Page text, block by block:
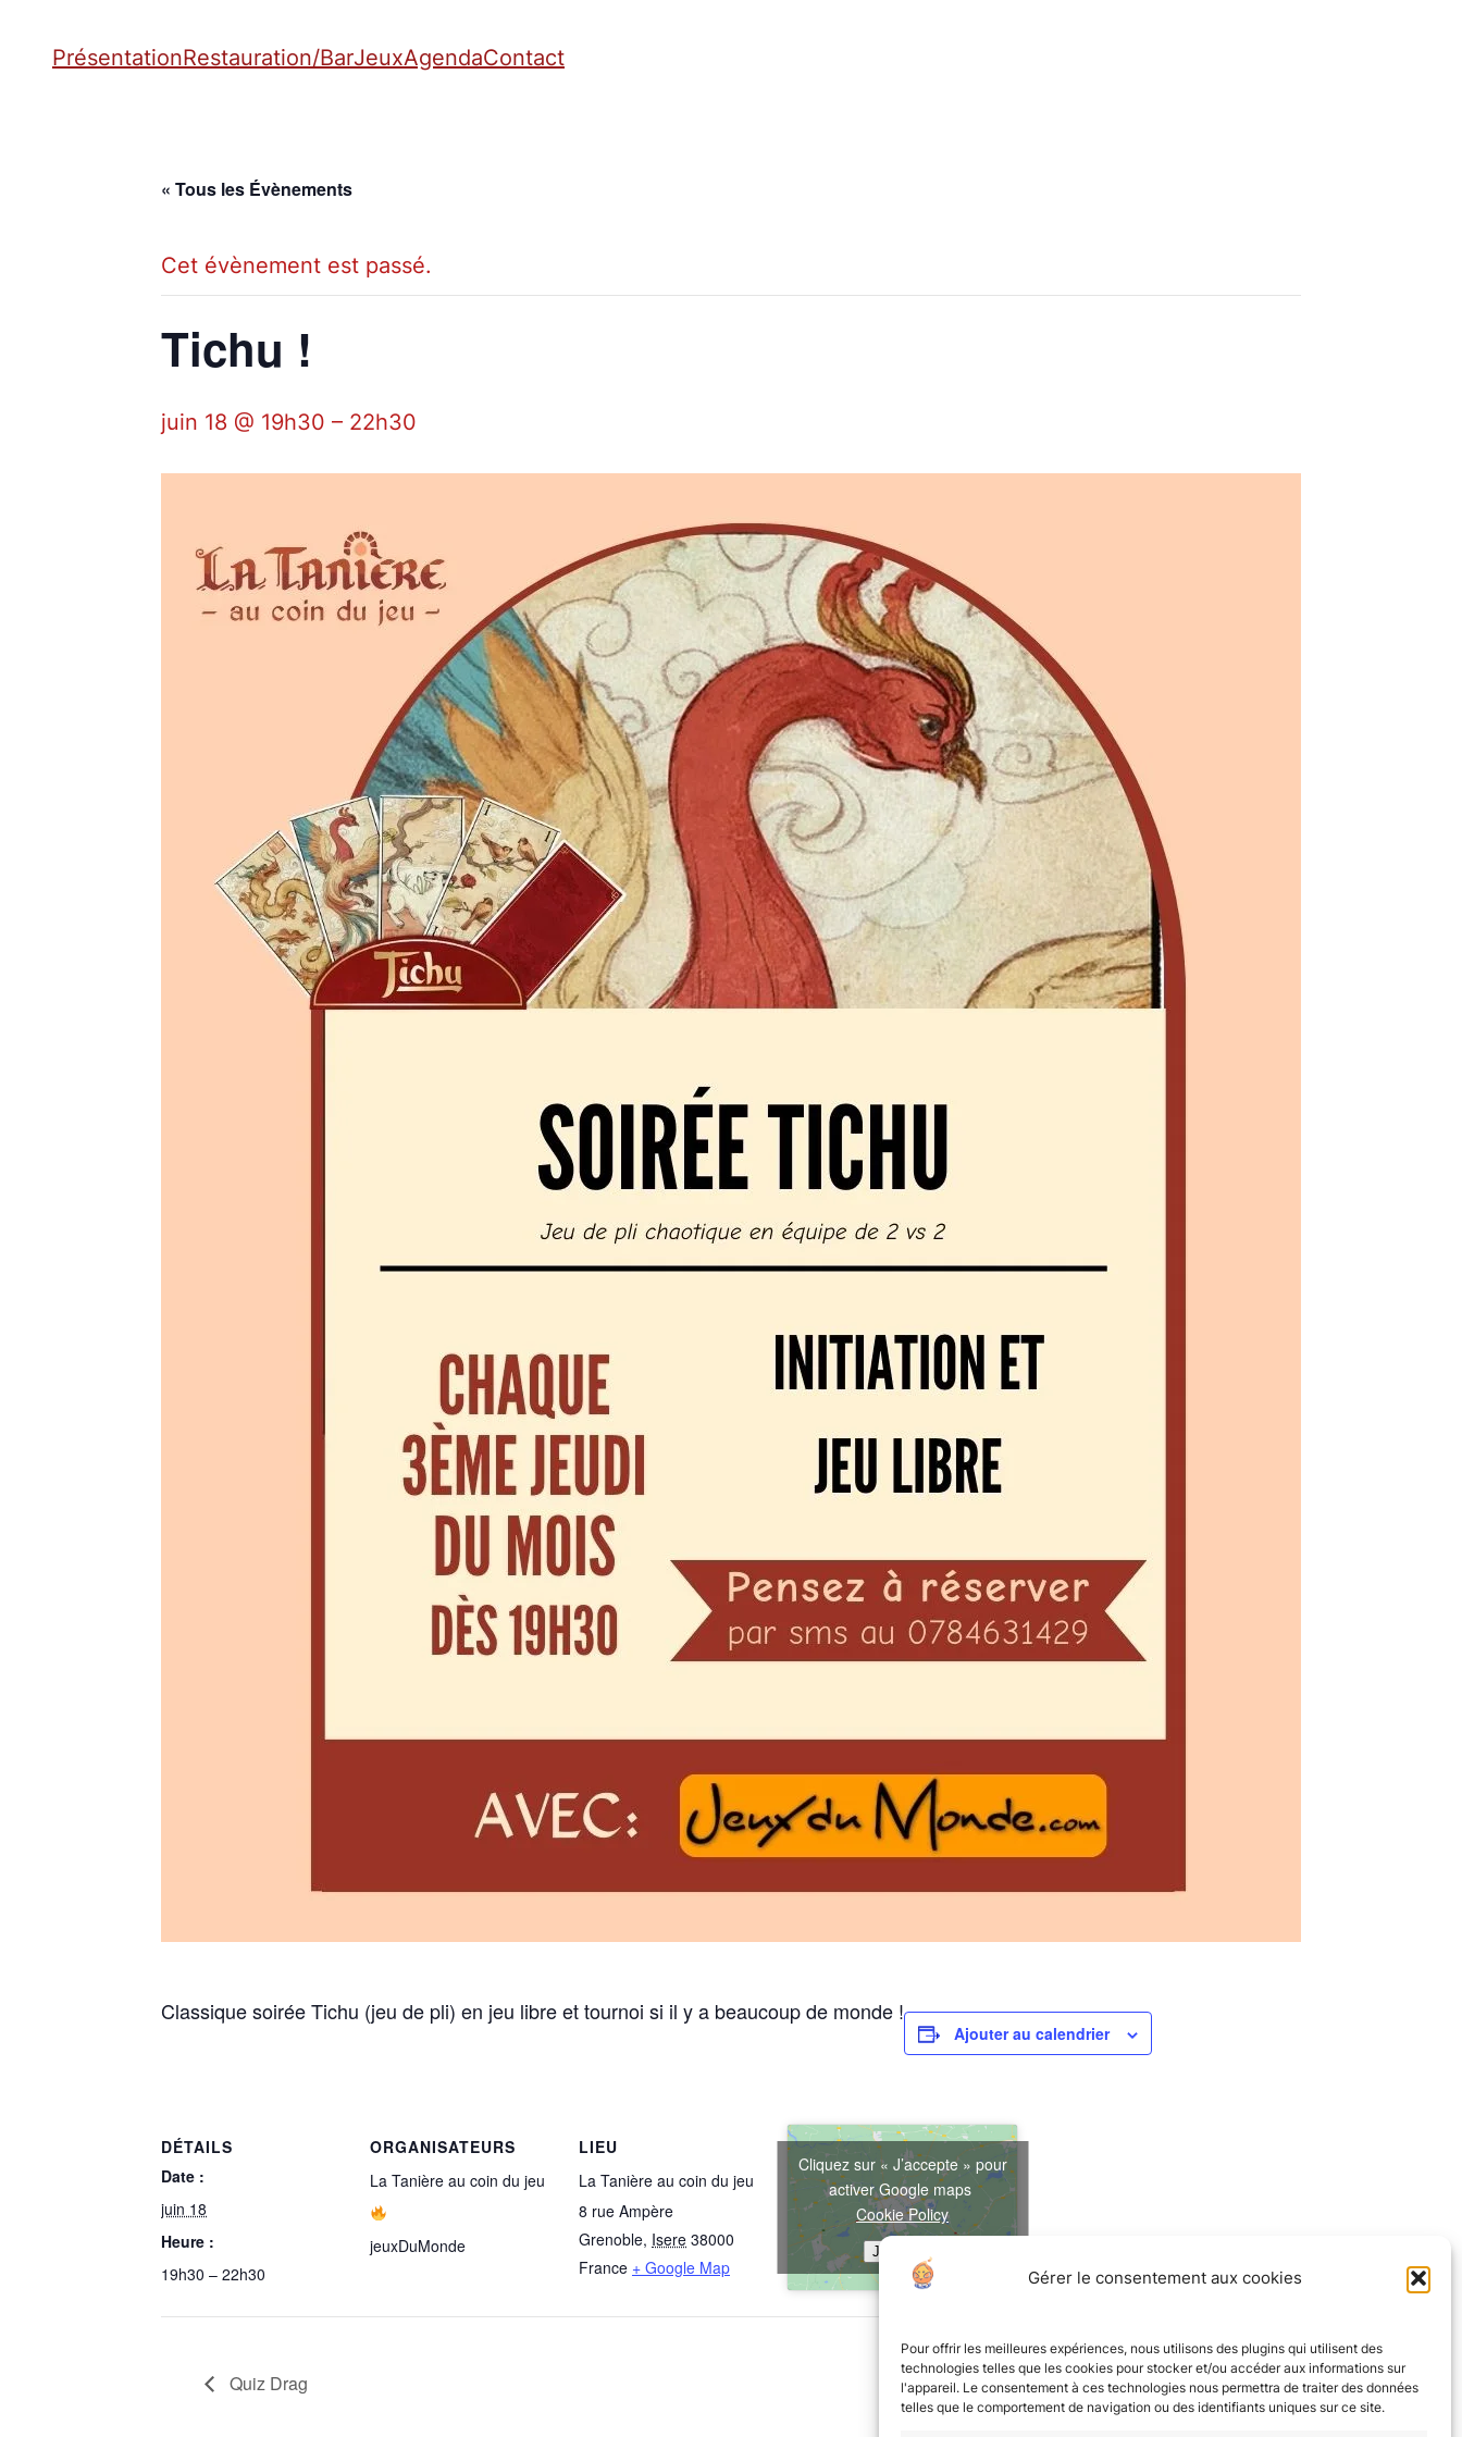
Gérer le consentement aux cookies
Pour offrir les meilleures expériences, nous utilisons des plugins qui utilisent des
technologies telles que les cookies pour stocker et/ou accéder aux informations sur
l'appareil. Le consentement à ces technologies nous permettra de traiter des données
telles que le comportement de navigation ou des identifiants uniques sur ce site.
PrésentationRestauration/BarJeuxAgendaContact
« Tous les Évènements
Cet évènement est passé.
Tichu !
juin 18 @ 19h30 – 22h30
Classique soirée Tichu (jeu de pli) en jeu libre et tournoi si il y a beaucoup de monde !
Ajouter au calendrier
DÉTAILS
Date :
juin 18
Heure :
19h30 – 22h30
ORGANISATEURS
La Tanière au coin du jeu
jeuxDuMonde
LIEU
La Tanière au coin du jeu
8 rue Ampère
Grenoble, Isere 38000
France + Google Map
Cliquez sur « J’accepte » pour
activer Google maps
Cookie Policy
J’accepte
Quiz Drag Question pour un écureuil !